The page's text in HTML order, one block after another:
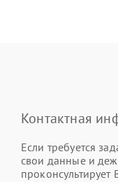
Контактная
Если требуется
свои данные и
проконсультирует